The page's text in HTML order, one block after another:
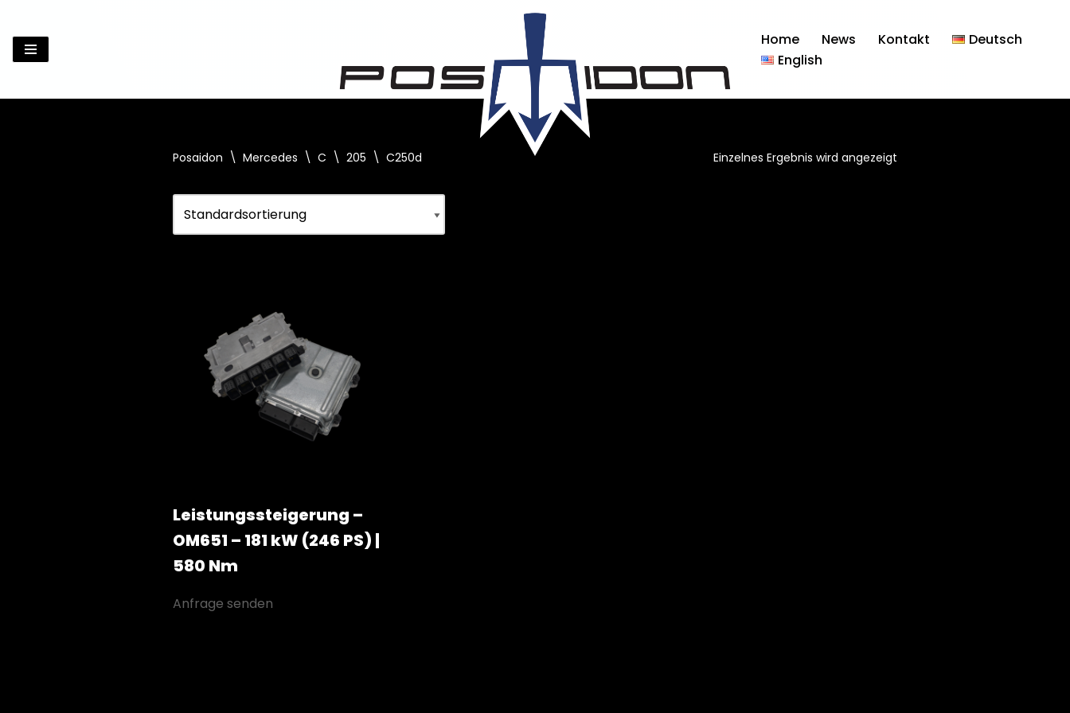
Zum
Inhalt
Home News Kontakt
Deutsch
English
Posaidon \ Mercedes \ C \ 205 \ C250d Einzelnes Ergebnis wird angezeigt
Leistungssteigerung –
OM651 – 181 kW (246 PS) |
580 Nm
Anfrage senden